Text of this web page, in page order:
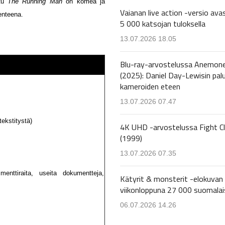
useita dokumentteja,
Vaianan live action -versio
5 000 katsojan tuloksella
13.07.2026 18.05
Blu-ray-arvostelussa
(2025): Daniel Day-Lewisin
kameroiden eteen
13.07.2026 07.47
4K UHD -arvostelussa Fight
(1999)
13.07.2026 07.35
Kätyrit & monsterit -elokuvan
viikonloppuna 27 000
06.07.2026 14.26